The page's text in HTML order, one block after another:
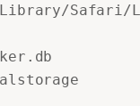
Safari/